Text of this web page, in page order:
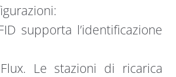
supporta l’identificazione
Flux. Le stazioni di ricarica